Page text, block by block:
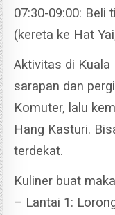
07:30-09:00: Beli
(kereta ke Hat
Aktivitas di
sarapan dan
Komuter, lalu
Hang Kasturi.
terdekat.
Kuliner buat
– Lantai 1: